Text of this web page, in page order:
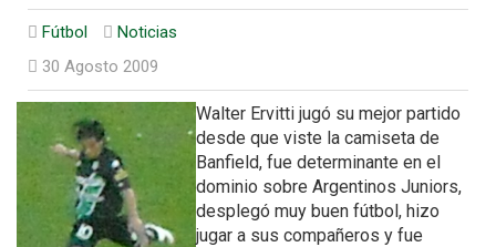
Fútbol
Noticias
30 Agosto 2009
Walter Ervitti jugó su mejor partido
desde que viste la camiseta de
Banfield, fue determinante en el
dominio sobre Argentinos Juniors,
desplegó muy buen fútbol, hizo
jugar a sus compañeros y fue